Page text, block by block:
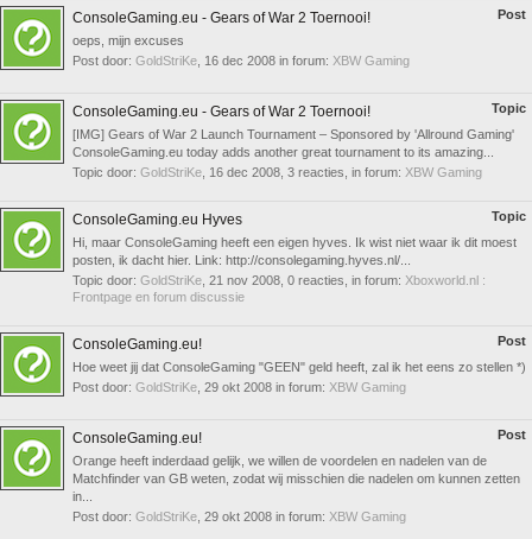
Post
ConsoleGaming.eu - Gears of War 2 Toernooi!
oeps, mijn excuses
Post door: GoldStriKe 16 dec 2008 in forum: XBW Gaming
Topic
ConsoleGaming.eu - Gears of War 2 Toernooi!
[IMG] Gears of War 2 Launch Tournament – Sponsored by 'Allround Gaming'
ConsoleGaming.eu today adds another great tournament to its amazing...
Topic door: GoldStriKe 16 dec 2008 , 3 reacties, in forum: XBW Gaming
Topic
ConsoleGaming.eu Hyves
Hi, maar ConsoleGaming heeft een eigen hyves. Ik wist niet waar ik dit moest
posten, ik dacht hier. Link: http://consolegaming.hyves.nl/...
Topic door: GoldStriKe 21 nov 2008 , 0 reacties, in forum: Xboxworld.nl :
Frontpage en forum discussie
Post
ConsoleGaming.eu!
Hoe weet jij dat ConsoleGaming "GEEN" geld heeft, zal ik het eens zo stellen *)
Post door: GoldStriKe 29 okt 2008 in forum: XBW Gaming
Post
ConsoleGaming.eu!
Orange heeft inderdaad gelijk, we willen de voordelen en nadelen van de
Matchfinder van GB weten, zodat wij misschien die nadelen om kunnen zetten
in...
Post door: GoldStriKe 29 okt 2008 in forum: XBW Gaming